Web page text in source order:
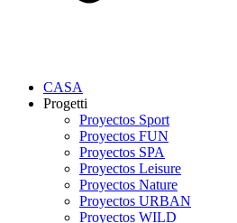
CASA
Progetti
Proyectos Sport
Proyectos FUN
Proyectos SPA
Proyectos Leisure
Proyectos Nature
Proyectos URBAN
Proyectos WILD